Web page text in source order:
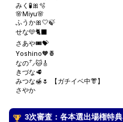
みく🧪🎀🫧
🌸Miyu🌸
ふうか🎀‎🤍🍃
せな🩵🐈‍⬛
さあや🎟💝
Yoshino‪🧡‬‪🍍
なの㌨🐱🎸
きづな🥩
みつな🍯🌷 【ガチイベ中👘】
さやか
3次審査：各本選出場権特典